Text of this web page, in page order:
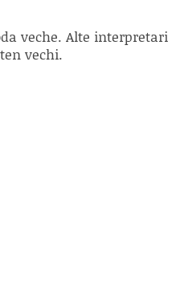
veche. Alte interpretari
vechi.